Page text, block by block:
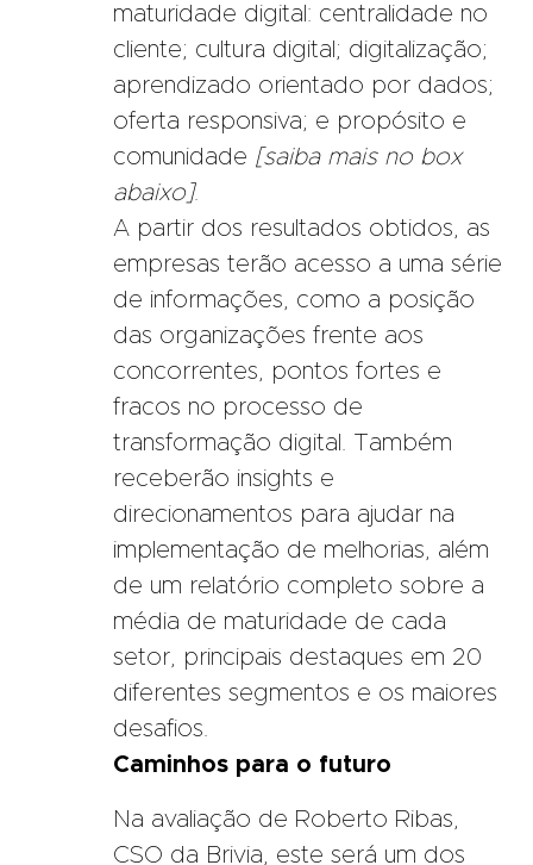
maturidade digital: centralidade no
cliente; cultura digital; digitalização;
aprendizado orientado por dados;
oferta responsiva; e propósito e
comunidade [saiba mais no box
abaixo].
A partir dos resultados obtidos, as
empresas terão acesso a uma série
de informações, como a posição
das organizações frente aos
concorrentes, pontos fortes e
fracos no processo de
transformação digital. Também
receberão insights e
direcionamentos para ajudar na
implementação de melhorias, além
de um relatório completo sobre a
média de maturidade de cada
setor, principais destaques em 20
diferentes segmentos e os maiores
desafios.
Caminhos para o futuro
Na avaliação de Roberto Ribas,
CSO da Brivia, este será um dos